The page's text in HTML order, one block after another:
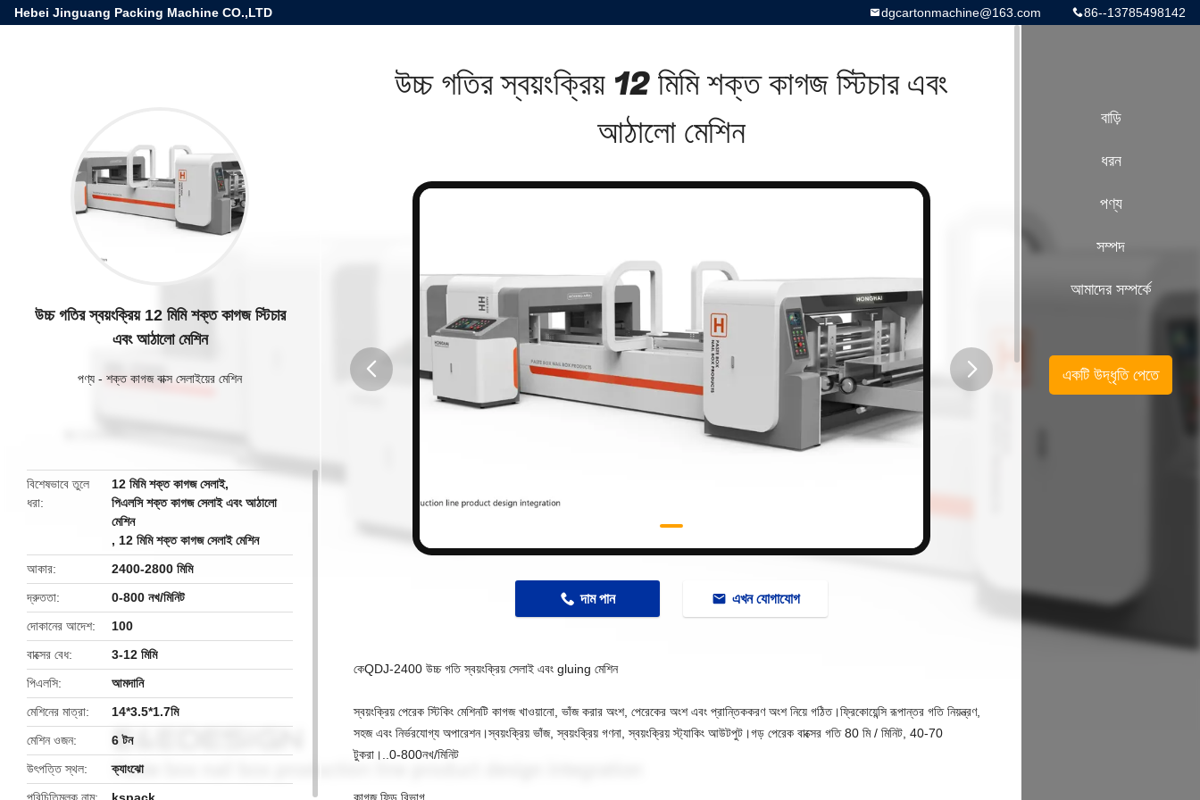
Hebei Jinguang Packing Machine CO.,LTD 86--13785498142
dgcartonmachine@163.com
উচ্চ গতির স্বয়ংক্রিয় 12 মিমি শক্ত কাগজ স্টিচার
এবং আঠালো মেশিন
পণ্য - শক্ত কাগজ বাক্স সেলাইয়ের মেশিন
বিশেষভাবে তুলে
ধরা
12 মিমি শক্ত কাগজ সেলাই,
পিএলসি শক্ত কাগজ সেলাই এবং আঠালো
মেশিন
, 12 মিমি শক্ত কাগজ সেলাই মেশিন
আকার
2400-2800 মিমি
দ্রুততা
0-800 নখ/মিনিট
দোকানের আদেশ
100
বাক্সের বেধ
3-12 মিমি
পিএলসি
আমদানি
মেশিনের মাত্রা
14*3.5*1.7মি
মেশিন ওজন
6 টন
উৎপত্তি স্থল
ক্যাংঝো
উচ্চ গতির স্বয়ংক্রিয় 12 মিমি শক্ত কাগজ স্টিচার এবং
আঠালো মেশিন
দাম পান এখন যোগাযোগ
কেQDJ-2400 উচ্চ গতি স্বয়ংক্রিয় সেলাই এবং gluing মেশিন
স্বয়ংক্রিয় পেরেক স্টিকিং মেশিনটি কাগজ খাওয়ানো, ভাঁজ করার অংশ, পেরেকের অংশ এবং প্রান্তিককরণ অংশ নিয়ে গঠিত।ফ্রিকোয়েন্সি রূপান্তর গতি নিয়ন্ত্রণ,
সহজ এবং নির্ভরযোগ্য অপারেশন।স্বয়ংক্রিয় ভাঁজ, স্বয়ংক্রিয় গণনা, স্বয়ংক্রিয় স্ট্যাকিং আউটপুট।গড় পেরেক বাক্সের গতি 80 মি / মিনিট, 40-70
টুকরা।..0-800নখ/মিনিট
বাড়ি
ধরন
পণ্য
সম্পদ
আমাদের সম্পর্কে
একটি উদ্ধৃতি পেতে